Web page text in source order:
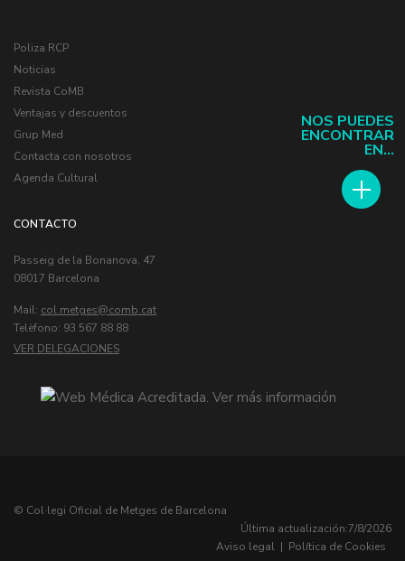
NOS PUEDES
ENCONTRAR
EN...
Poliza RCP
Noticias
Revista CoMB
Ventajas y descuentos
Grup Med
Contacta con nosotros
Agenda Cultural
CONTACTO
Passeig de la Bonanova, 47
08017 Barcelona
Mail: col.metges
Telèfono: 93 567 88 88
VER DELEGACIONES
© Col·legi Oficial de Metges de Barcelona
Última actualización:7/8/2026
Aviso legal | Política de Cookies